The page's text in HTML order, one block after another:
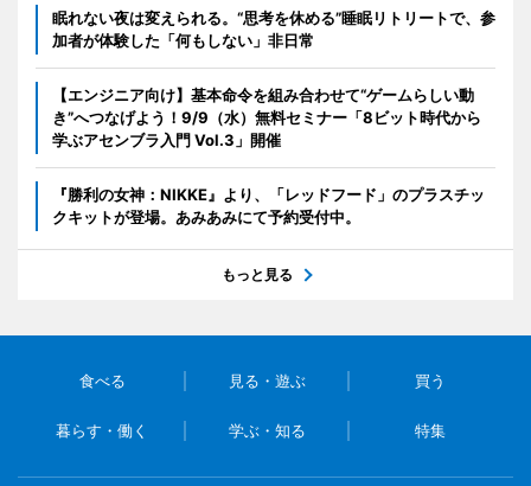
眠れない夜は変えられる。“思考を休める”睡眠リトリートで、参
加者が体験した「何もしない」非日常
【エンジニア向け】基本命令を組み合わせて“ゲームらしい動
き”へつなげよう！9/9（水）無料セミナー「8ビット時代から
学ぶアセンブラ入門 Vol.3」開催
『勝利の女神：NIKKE』より、「レッドフード」のプラスチッ
クキットが登場。あみあみにて予約受付中。
もっと見る
食べる 見る・遊ぶ 買う
暮らす・働く 学ぶ・知る 特集